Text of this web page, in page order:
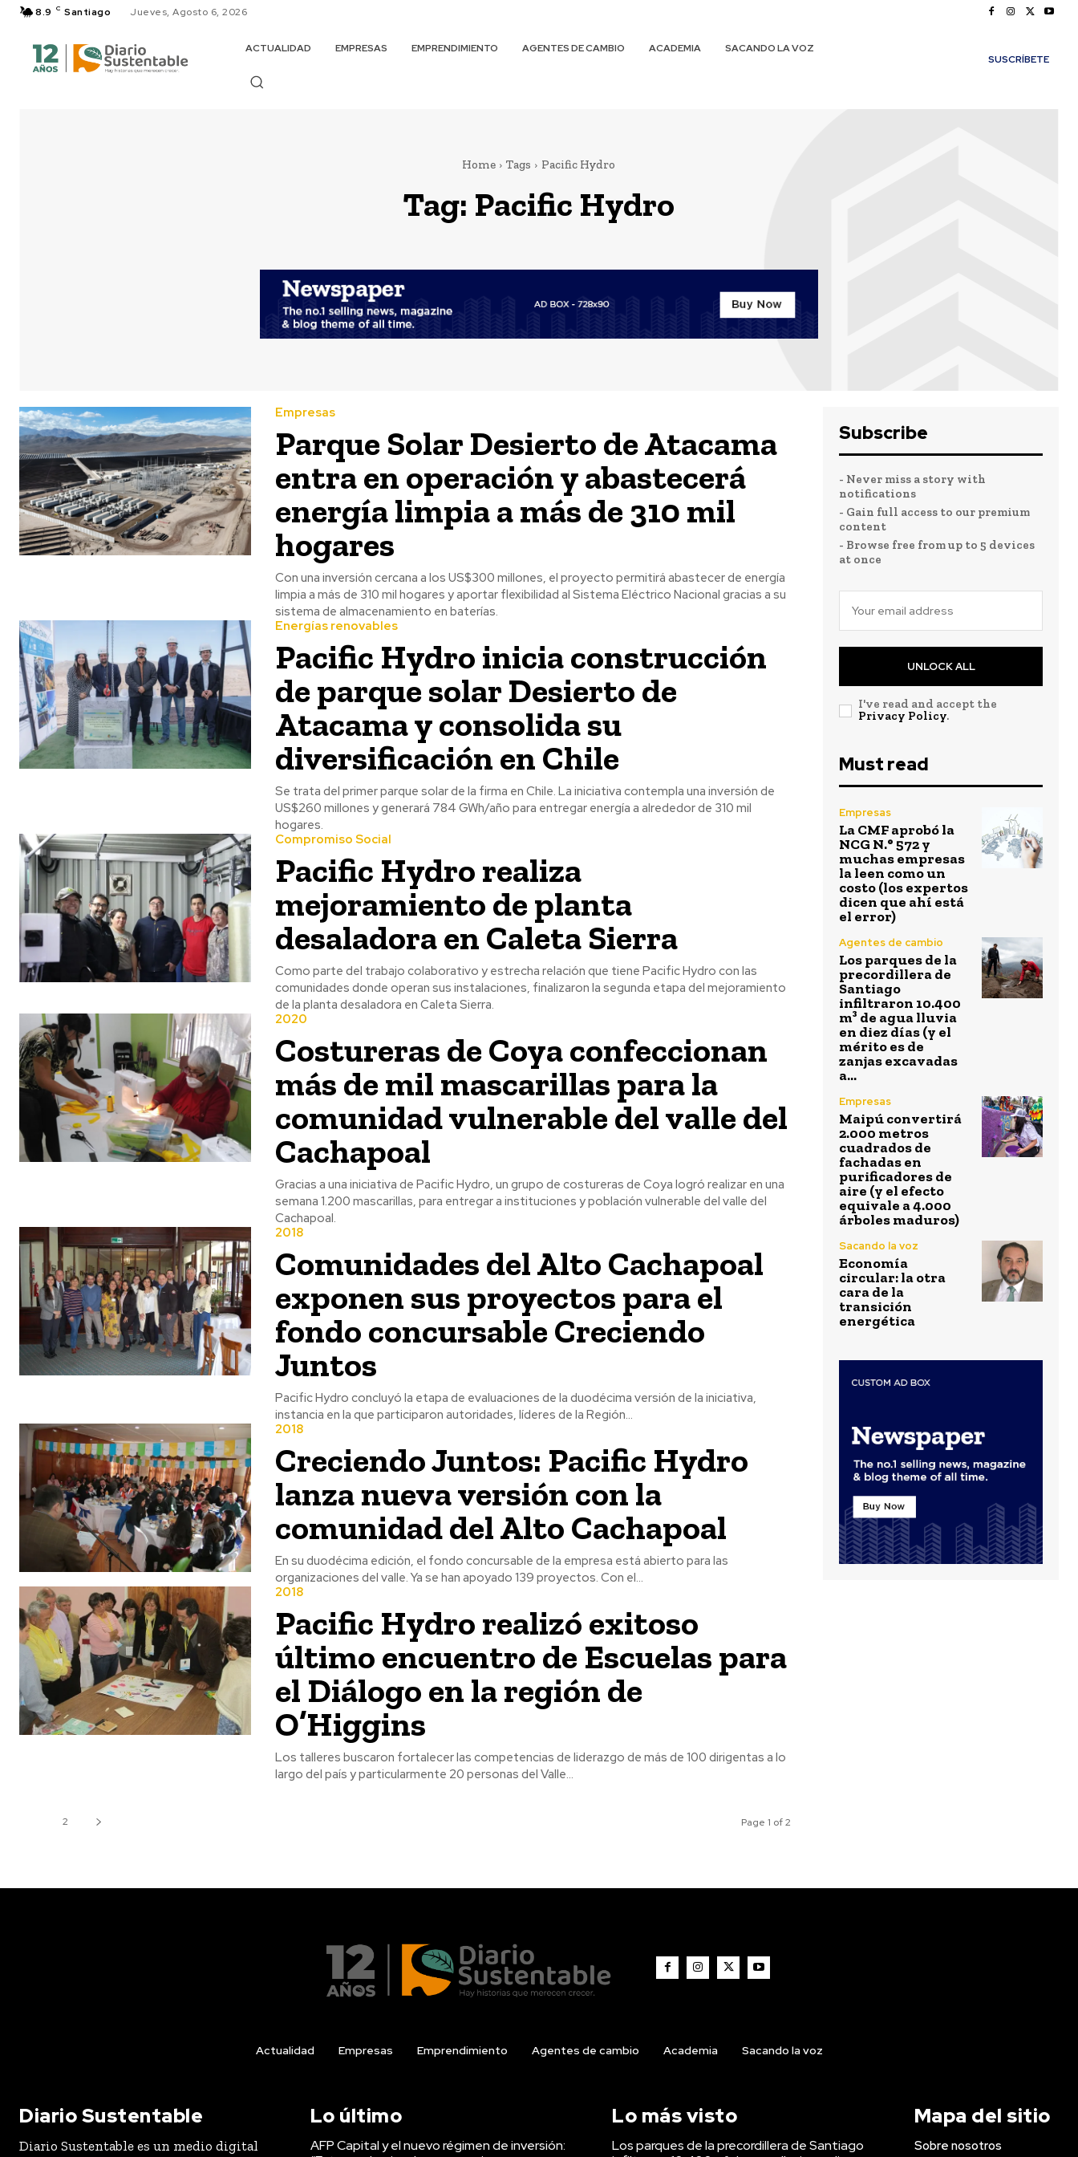
8.9 C Santiago Jueves, Agosto 6, 2026
ACTUALIDAD EMPRESAS EMPRENDIMIENTO AGENTES DE CAMBIO ACADEMIA
SACANDO LA VOZ
SUSCRÍBETE
Home Tags Pacific Hydro
Tag: Pacific Hydro
Empresas
Parque Solar Desierto de Atacama
entra en operación y abastecerá
energía limpia a más de 310 mil
hogares
Con una inversión cercana a los US$300 millones, el proyecto permitirá abastecer de energía
limpia a más de 310 mil hogares y aportar flexibilidad al Sistema Eléctrico Nacional gracias a su
sistema de almacenamiento en baterías.
Energías renovables
Pacific Hydro inicia construcción
de parque solar Desierto de
Atacama y consolida su
diversificación en Chile
Se trata del primer parque solar de la firma en Chile. La iniciativa contempla una inversión de
US$260 millones y generará 784 GWh/año para entregar energía a alrededor de 310 mil
hogares.
Compromiso Social
Pacific Hydro realiza
mejoramiento de planta
desaladora en Caleta Sierra
Como parte del trabajo colaborativo y estrecha relación que tiene Pacific Hydro con las
comunidades donde operan sus instalaciones, finalizaron la segunda etapa del mejoramiento
de la planta desaladora en Caleta Sierra.
2020
Costureras de Coya confeccionan
más de mil mascarillas para la
comunidad vulnerable del valle del
Cachapoal
Gracias a una iniciativa de Pacific Hydro, un grupo de costureras de Coya logró realizar en una
semana 1.200 mascarillas, para entregar a instituciones y población vulnerable del valle del
Cachapoal.
2018
Comunidades del Alto Cachapoal
exponen sus proyectos para el
fondo concursable Creciendo
Juntos
Pacific Hydro concluyó la etapa de evaluaciones de la duodécima versión de la iniciativa,
instancia en la que participaron autoridades, líderes de la Región...
2018
Creciendo Juntos: Pacific Hydro
lanza nueva versión con la
comunidad del Alto Cachapoal
En su duodécima edición, el fondo concursable de la empresa está abierto para las
organizaciones del valle. Ya se han apoyado 139 proyectos. Con el...
2018
Pacific Hydro realizó exitoso
último encuentro de Escuelas para
el Diálogo en la región de
O’Higgins
Los talleres buscaron fortalecer las competencias de liderazgo de más de 100 dirigentas a lo
largo del país y particularmente 20 personas del Valle...
2 Page 1 of 2
Subscribe
- Never miss a story with
notifications
- Gain full access to our premium
content
- Browse free from up to 5 devices
at once
UNLOCK ALL
I've read and accept the
Privacy Policy.
Must read
Empresas
La CMF aprobó la
NCG N.° 572 y
muchas empresas
la leen como un
costo (los expertos
dicen que ahí está
el error)
Agentes de cambio
Los parques de la
precordillera de
Santiago
infiltraron 10.400
m³ de agua lluvia
en diez días (y el
mérito es de
zanjas excavadas
a...
Empresas
Maipú convertirá
2.000 metros
cuadrados de
fachadas en
purificadores de
aire (y el efecto
equivale a 4.000
árboles maduros)
Sacando la voz
Economía
circular: la otra
cara de la
transición
energética
Actualidad Empresas Emprendimiento Agentes de cambio Academia Sacando la voz
Diario Sustentable
Diario Sustentable es un medio digital
Lo último
AFP Capital y el nuevo régimen de inversión:
Lo más visto
Los parques de la precordillera de Santiago
Mapa del sitio
Sobre nosotros